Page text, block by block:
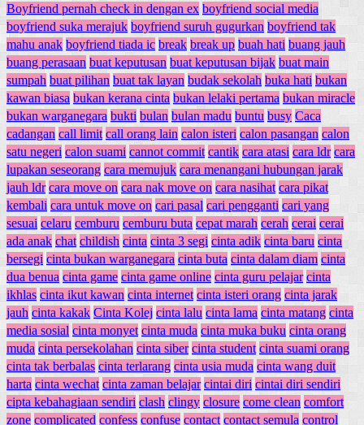
Boyfriend pernah check in dengan ex boyfriend social media
boyfriend suka merajuk boyfriend suruh gugurkan boyfriend tak
mahu anak boyfriend tiada ic break break up buah hati buang jauh
buang perasaan buat keputusan buat keputusan bijak buat main
sumpah buat pilihan buat tak layan budak sekolah buka hati bukan
kawan biasa bukan kerana cinta bukan lelaki pertama bukan miracle
bukan warganegara bukti bulan bulan madu buntu busy Caca
cadangan call limit call orang lain calon isteri calon pasangan calon
satu negeri calon suami cannot commit cantik cara atasi cara ldr cara
lupakan seseorang cara memujuk cara menangani hubungan jarak
jauh ldr cara move on cara nak move on cara nasihat cara pikat
kembali cara untuk move on cari pasal cari pengganti cari yang
sesuai celaru cemburu cemburu buta cepat marah cerah cerai cerai
ada anak chat childish cinta cinta 3 segi cinta adik cinta baru cinta
bersegi cinta bukan warganegara cinta buta cinta dalam diam cinta
dua benua cinta game cinta game online cinta guru pelajar cinta
ikhlas cinta ikut kawan cinta internet cinta isteri orang cinta jarak
jauh cinta kakak Cinta Kolej cinta lalu cinta lama cinta matang cinta
media sosial cinta monyet cinta muda cinta muka buku cinta orang
muda cinta persekolahan cinta siber cinta student cinta suami orang
cinta tak berbalas cinta terlarang cinta usia muda cinta wang duit
harta cinta wechat cinta zaman belajar cintai diri cintai diri sendiri
cipta kebahagiaan sendiri clash clingy closure come clean comfort
zone complicated confess confuse contact contact semula control